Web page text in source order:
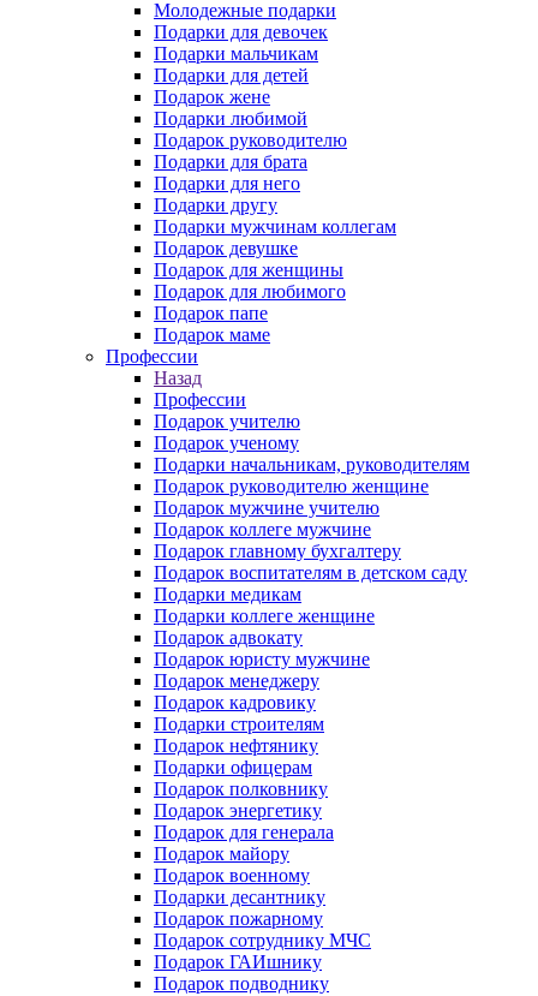
Молодежные подарки
Подарки для девочек
Подарки мальчикам
Подарки для детей
Подарок жене
Подарки любимой
Подарок руководителю
Подарки для брата
Подарки для него
Подарки другу
Подарки мужчинам коллегам
Подарок девушке
Подарок для женщины
Подарок для любимого
Подарок папе
Подарок маме
Профессии
Назад
Профессии
Подарок учителю
Подарок ученому
Подарки начальникам, руководителям
Подарок руководителю женщине
Подарок мужчине учителю
Подарок коллеге мужчине
Подарок главному бухгалтеру
Подарок воспитателям в детском саду
Подарки медикам
Подарки коллеге женщине
Подарок адвокату
Подарок юристу мужчине
Подарок менеджеру
Подарок кадровику
Подарки строителям
Подарок нефтянику
Подарки офицерам
Подарок полковнику
Подарок энергетику
Подарок для генерала
Подарок майору
Подарок военному
Подарки десантнику
Подарок пожарному
Подарок сотруднику МЧС
Подарок ГАИшнику
Подарок подводнику